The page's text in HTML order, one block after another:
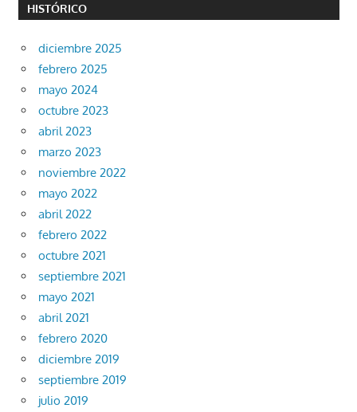
HISTÓRICO
diciembre 2025
febrero 2025
mayo 2024
octubre 2023
abril 2023
marzo 2023
noviembre 2022
mayo 2022
abril 2022
febrero 2022
octubre 2021
septiembre 2021
mayo 2021
abril 2021
febrero 2020
diciembre 2019
septiembre 2019
julio 2019